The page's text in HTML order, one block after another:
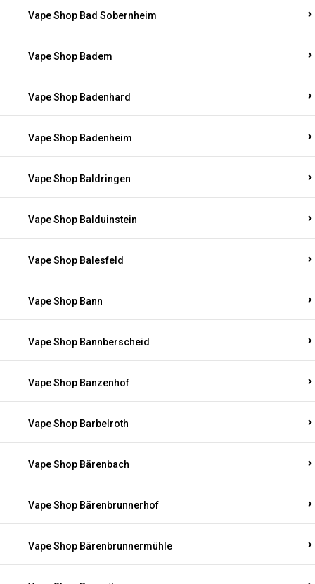
Vape Shop Bad Sobernheim
Vape Shop Badem
Vape Shop Badenhard
Vape Shop Badenheim
Vape Shop Baldringen
Vape Shop Balduinstein
Vape Shop Balesfeld
Vape Shop Bann
Vape Shop Bannberscheid
Vape Shop Banzenhof
Vape Shop Barbelroth
Vape Shop Bärenbach
Vape Shop Bärenbrunnerhof
Vape Shop Bärenbrunnermühle